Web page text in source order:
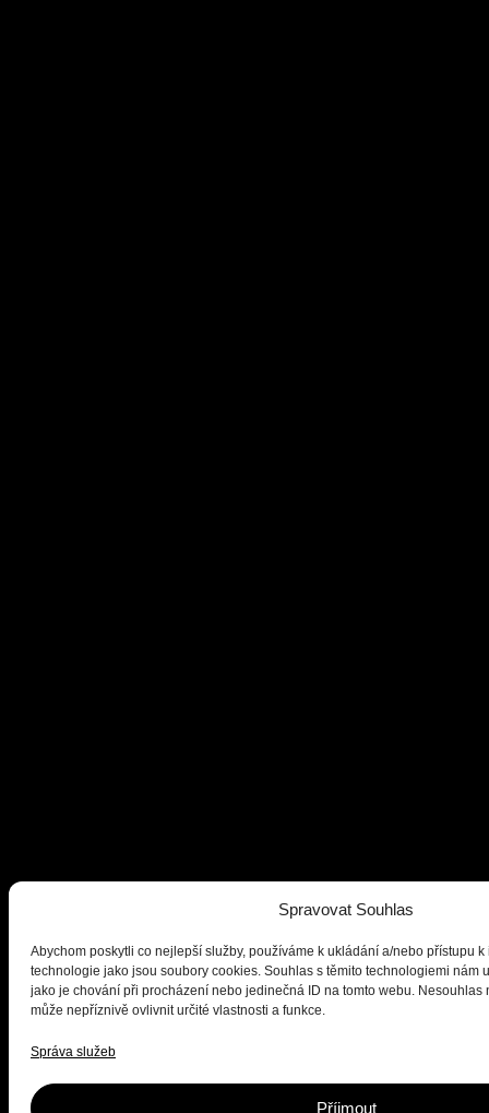
Spravovat Souhlas
Abychom poskytli co nejlepší služby, používáme k ukládání a/nebo přístupu
technologie jako jsou soubory cookies. Souhlas s těmito technologiemi nám
jako je chování při procházení nebo jedinečná ID na tomto webu.
může nepříznivě ovlivnit určité vlastnosti a funkce.
Správa služeb
Příjmout